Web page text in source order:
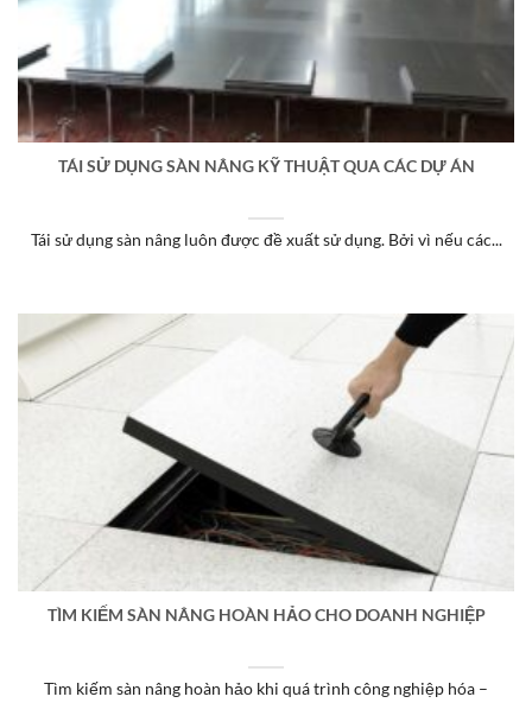
TÁI SỬ DỤNG SÀN NÂNG KỸ THUẬT QUA CÁC DỰ ÁN
Tái sử dụng sàn nâng luôn được đề xuất sử dụng. Bởi vì nếu các...
TÌM KIẾM SÀN NÂNG HOÀN HẢO CHO DOANH NGHIỆP
Tìm kiếm sàn nâng hoàn hảo khi quá trình công nghiệp hóa –